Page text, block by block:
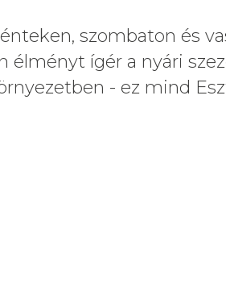
szombaton és
ígér a nyári
- ez mind